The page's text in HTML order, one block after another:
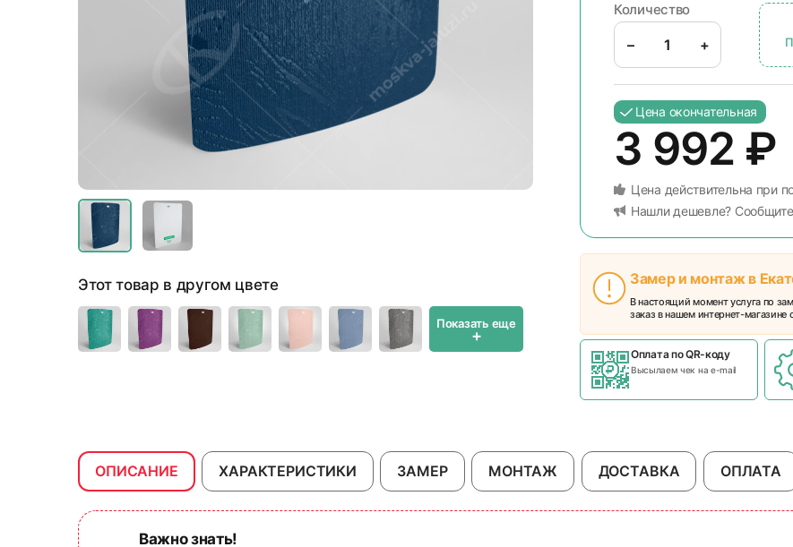
Этот товар в другом цвете
Показать еще
+
Количество
– +
Цена окончательная
3 992 ₽
Цена действительна при
Нашли дешевле?
Замер и монтаж в
В настоящий момент услуга по
заказ в нашем интернет-
Оплата по QR-коду
Высылаем чек на e-mail
ОПИСАНИЕ ХАРАКТЕРИСТИКИ ЗАМЕР МОНТАЖ ДОСТАВКА ОПЛАТА
Важно знать!